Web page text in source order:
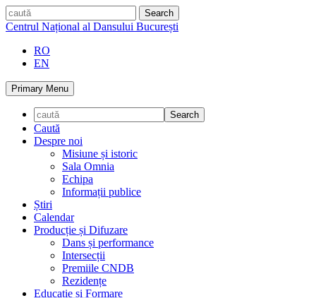
Skip
to
caută
Centrul Național al Dansului București
RO
EN
Primary Menu
Caută
Despre noi
Misiune și istoric
Sala Omnia
Echipa
Informații publice
Știri
Calendar
Producție și Difuzare
Dans și performance
Intersecții
Premiile CNDB
Rezidențe
Educație și Formare